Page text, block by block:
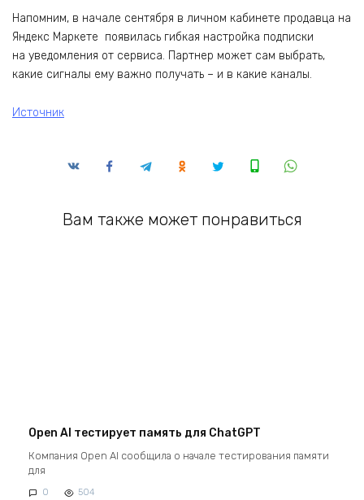
Напомним, в начале сентября в личном кабинете продавца на
Яндекс Маркете появилась гибкая настройка подписки
на уведомления от сервиса. Партнер может сам выбрать,
какие сигналы ему важно получать – и в какие каналы.
Источник
Вам также может понравиться
Open AI тестирует память для ChatGPT
Компания Open AI сообщила о начале тестирования памяти
для
0 504